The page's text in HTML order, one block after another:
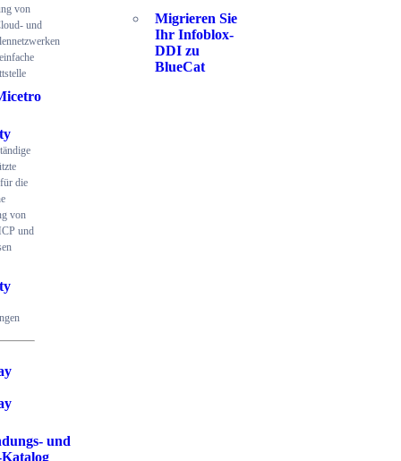
von
und
die
von
und
und
Migrieren Sie
Ihr Infoblox-
DDI zu
BlueCat